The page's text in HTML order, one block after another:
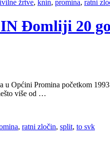
žrtve, knin, promina, ratni
Đomliji 20
Općini Promina početkom
više od …
, ratni zločin, split, to svk